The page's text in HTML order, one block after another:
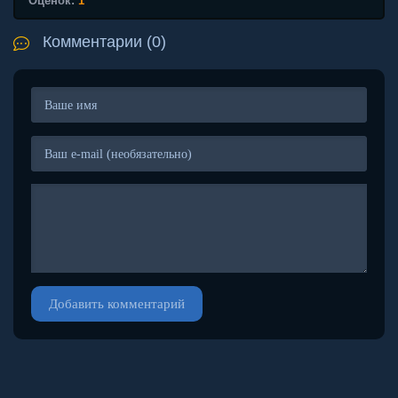
Комментарии (0)
Добавить комментарий